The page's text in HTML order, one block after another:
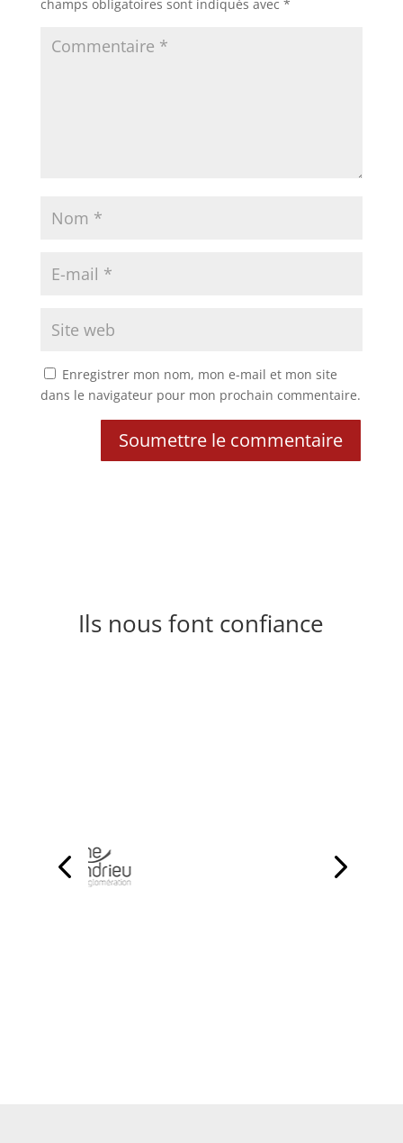
champs obligatoires sont indiqués avec *
Enregistrer mon nom, mon e-mail et mon site
dans le navigateur pour mon prochain commentaire.
Soumettre le commentaire
Ils nous font confiance